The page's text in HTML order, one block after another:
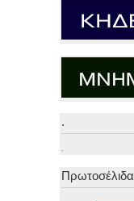
.
.
Πρωτοσέλιδα